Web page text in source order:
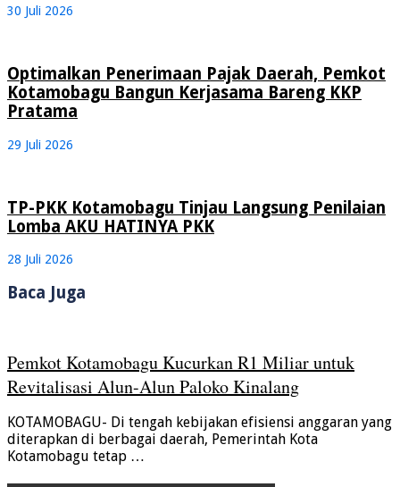
30 Juli 2026
Optimalkan Penerimaan Pajak Daerah, Pemkot
Kotamobagu Bangun Kerjasama Bareng KKP
Pratama
29 Juli 2026
TP-PKK Kotamobagu Tinjau Langsung Penilaian
Lomba AKU HATINYA PKK
28 Juli 2026
Baca Juga
Pemkot Kotamobagu Kucurkan R1 Miliar untuk
Revitalisasi Alun-Alun Paloko Kinalang
KOTAMOBAGU- Di tengah kebijakan efisiensi anggaran yang
diterapkan di berbagai daerah, Pemerintah Kota
Kotamobagu tetap …